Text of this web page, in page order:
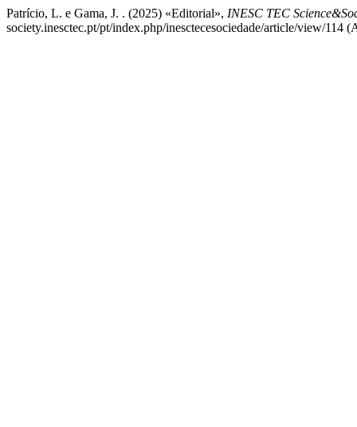
Patrício, L. e Gama, J. . (2025) «Editorial», INESC TEC
society.inesctec.pt/pt/index.php/inesctecesociedade/article/view/114